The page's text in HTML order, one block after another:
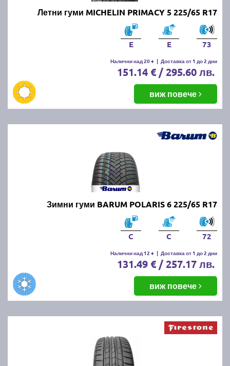
Летни гуми MICHELIN PRIMACY 5 225/65 R17
E E 73
Налични над 20 + | Доставка от 1 до 2 дни
151.14 € / 295.60 лв.
виж повече
Зимни гуми BARUM POLARIS 6 225/65 R17
C C 72
Налични над 12 + | Доставка от 1 до 2 дни
131.49 € / 257.17 лв.
виж повече